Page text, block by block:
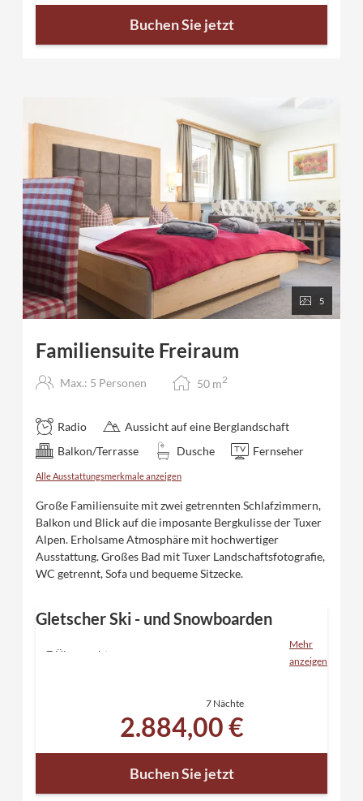
kostenloser Skibustransfer - mit dem Tuxer
Sportbus in 5 Minuten ins Skigebiet Zillertal 3000
und in 7 Minuten zum Hintertuxer Gletscher -
Buchen Sie jetzt
5
Familiensuite Freiraum
Max.: 5 Personen 50 m2
Radio
Aussicht auf eine Berglandschaft
Balkon/Terrasse
Dusche Fernseher
Alle Ausstattungsmerkmale anzeigen
Große Familiensuite mit zwei getrennten Schlafzimmern,
Balkon und Blick auf die imposante Bergkulisse der Tuxer
Alpen. Erholsame Atmosphäre mit hochwertiger
Ausstattung. Großes Bad mit Tuxer Landschaftsfotografie,
WC getrennt, Sofa und bequeme Sitzecke.
Gletscher Ski - und Snowboarden
7 Übernachtungen
6 Tage Skipass für den Hintertuxer Gletscher
Relaxen in unserem Saunaparadies mit direktem
Zugang in den verschneiten Garten
kostenloser Skibustransfer - mit dem Tuxer
Sportbus in 5 Minuten ins Skigebiet Zillertal 3000
und in 7 Minuten zum Hintertuxer Gletscher -
Mehr
anzeigen
7 Nächte
2.884,00 €
Buchen Sie jetzt